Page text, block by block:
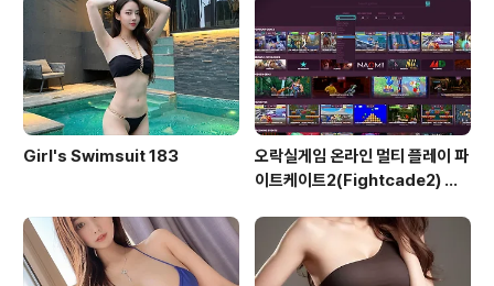
Girl's Swimsuit 183
오락실게임 온라인 멀티 플레이 파
이트케이트2(Fightcade2) 설